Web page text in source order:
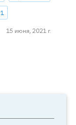
15 июня, 2021 г.